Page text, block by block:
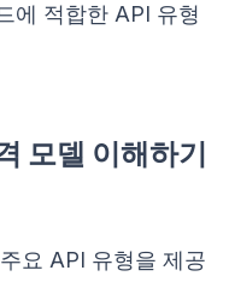
에 적합한 API 유형
모델 이해하기
요 API 유형을 제공